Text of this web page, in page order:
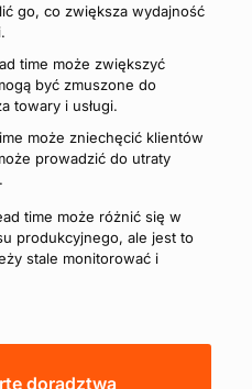
go, co zwiększa wydajność
time może zwiększyć
być zmuszone do
towary i usługi.
może zniechęcić klientów
prowadzić do utraty
time może różnić się w
produkcyjnego, ale jest to
stale monitorować i
doradztwa